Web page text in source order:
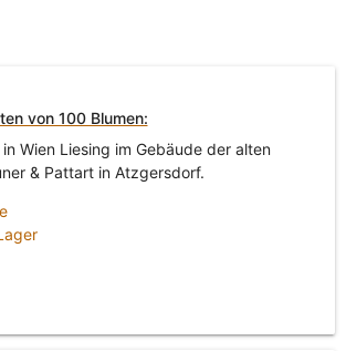
von 100 Blumen:
Wien Liesing im Gebäude der alten
& Pattart in Atzgersdorf.